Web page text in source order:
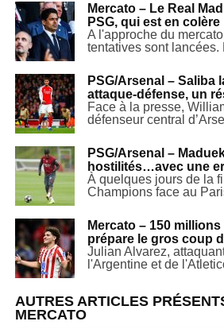
Mercato – Le Real
PSG, qui est en colère
A l'approche du
tentatives sont lancées.
PSG/Arsenal – Saliba
attaque-défense, un
Face à la presse,
défenseur central
PSG/Arsenal –
hostilités…avec une
À quelques jours de la
Champions face au
Mercato – 150 millions
prépare le gros coup
Julian Alvarez,
l'Argentine et de
AUTRES ARTICLES
MERCATO